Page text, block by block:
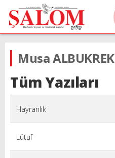
Musa ALBUKREK
Tüm Yazıları
Hayranlık
Lütuf